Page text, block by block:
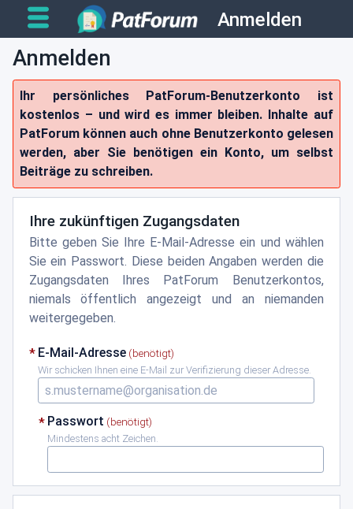
Anmelden
Anmelden
Ihr persönliches PatForum-Benutzerkonto ist
kostenlos – und wird es immer bleiben. Inhalte auf
PatForum können auch ohne Benutzerkonto gelesen
werden, aber Sie benötigen ein Konto, um selbst
Beiträge zu schreiben.
Ihre zukünftigen Zugangsdaten
Bitte geben Sie Ihre E-Mail-Adresse ein und wählen
Sie ein Passwort. Diese beiden Angaben werden die
Zugangsdaten Ihres PatForum Benutzerkontos,
niemals öffentlich angezeigt und an niemanden
weitergegeben.
E-Mail-Adresse
Wir schicken Ihnen eine E-Mail zur Verifizierung dieser Adresse.
Passwort
Mindestens acht Zeichen.